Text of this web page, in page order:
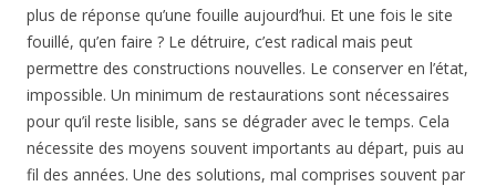
plus de réponse qu’une fouille aujourd’hui. Et une fois le site
fouillé, qu’en faire ? Le détruire, c’est radical mais peut
permettre des constructions nouvelles. Le conserver en l’état,
impossible. Un minimum de restaurations sont nécessaires
pour qu’il reste lisible, sans se dégrader avec le temps. Cela
nécessite des moyens souvent importants au départ, puis au
fil des années. Une des solutions, mal comprises souvent par